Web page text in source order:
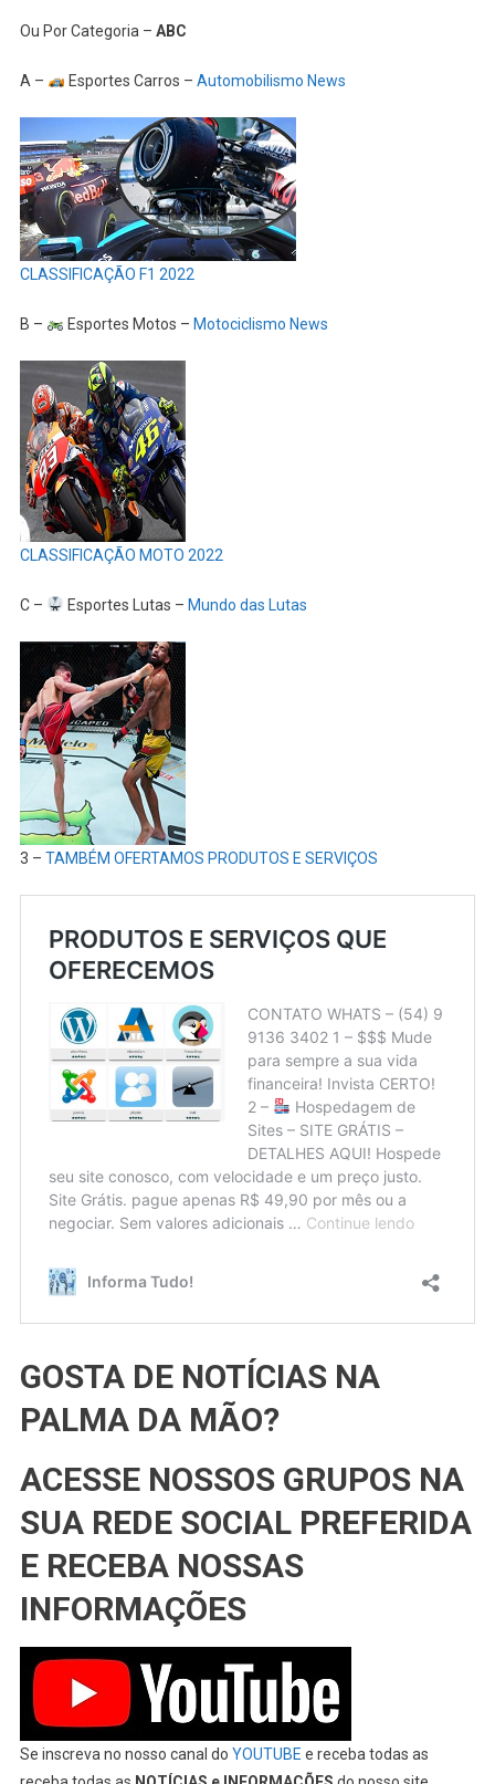
Ou Por Categoria – ABC
A – Esportes Carros – Automobilismo News
CLASSIFICAÇÃO F1 2022
B – Esportes Motos – Motociclismo News
CLASSIFICAÇÃO MOTO 2022
C – Esportes Lutas – Mundo das Lutas
3 – TAMBÉM OFERTAMOS PRODUTOS E SERVIÇOS
GOSTA DE NOTÍCIAS NA
PALMA DA MÃO?
ACESSE NOSSOS GRUPOS NA
SUA REDE SOCIAL PREFERIDA
E RECEBA NOSSAS
INFORMAÇÕES
Se inscreva no nosso canal do YOUTUBE e receba todas as